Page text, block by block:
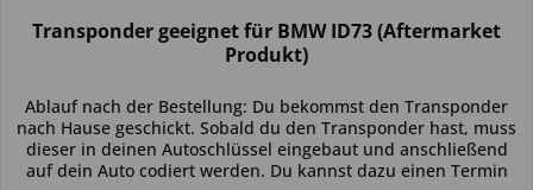
Transponder geeignet für BMW ID73 (Aftermarket
Produkt)
Ablauf nach der Bestellung: Du bekommst den Transponder
nach Hause geschickt. Sobald du den Transponder hast, muss
dieser in deinen Autoschlüssel eingebaut und anschließend
auf dein Auto codiert werden. Du kannst dazu einen Termin